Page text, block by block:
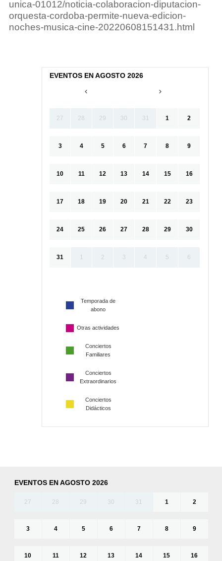
unica-01012/noticia-colaboracion-diputacion-
orquesta-cordoba-permite-nueva-edicion-
noches-musica-cine-20220608151431.html
EVENTOS EN AGOSTO 2026
27 28 29 30 31 1 2
3 4 5 6 7 8 9
10 11 12 13 14 15 16
17 18 19 20 21 22 23
24 25 26 27 28 29 30
31 1 2 3 4 5 6
Temporada de
abono
Otras actividades
Conciertos
Familiares
Conciertos
Extraordinarios
Conciertos
Didácticos
EVENTOS EN AGOSTO 2026
27 28 29 30 31 1 2
3 4 5 6 7 8 9
10 11 12 13 14 15 16